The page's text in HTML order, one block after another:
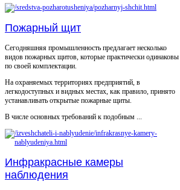
Пожарный щит
Сегодняшняя промышленность предлагает несколько
видов пожарных щитов, которые практически одинаковы
по своей комплектации.
На охраняемых территориях предприятий, в
легкодоступных и видных местах, как правило, принято
устанавливать открытые пожарные щиты.
В числе основных требований к подобным ...
Инфракрасные камеры
наблюдения